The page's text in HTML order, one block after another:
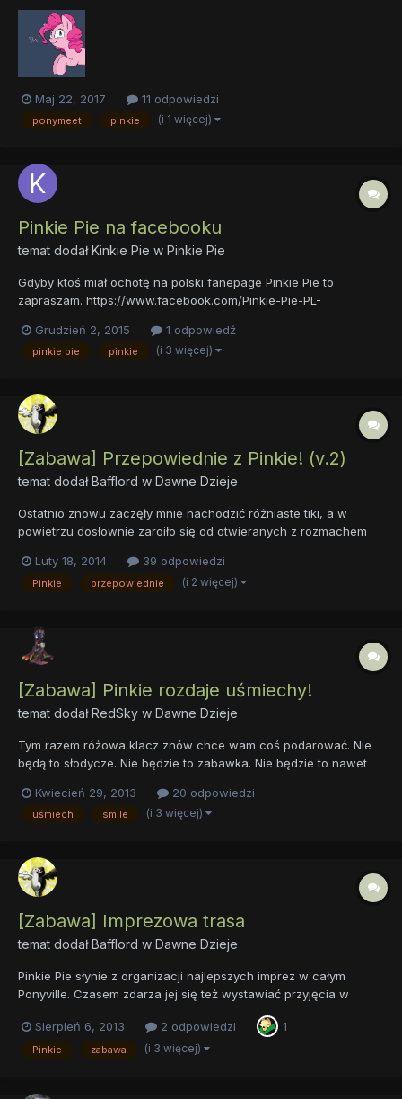
osób, nie z grona rodzinnego, poznałem z różnych miast z całej
Polski, zwykle na ponymeetach ich poznałem....
Maj 22, 2017 11 odpowiedzi
ponymeet pinkie (i 1 więcej)
Pinkie Pie na facebooku
temat dodałKinkie Pie w Pinkie Pie
Gdyby ktoś miał ochotę na polski fanepage Pinkie Pie to
zapraszam. https://www.facebook.com/Pinkie-Pie-PL-
własnych opinij. :3
Grudzień 2, 2015 1 odpowiedź
pinkie pie pinkie (i 3 więcej)
[Zabawa] Przepowiednie z Pinkie! (v.2)
temat dodałBafflord w Dawne Dzieje
Ostatnio znowu zaczęły mnie nachodzić różniaste tiki, a w
powietrzu dosłownie zaroiło się od otwieranych z rozmachem
Randomowości, w którym to zmysł Pinkie staje się nadwrażliwy,
a dziwne wypadki zdarzają się znacznie częściej niż zwykle....
Luty 18, 2014 39 odpowiedzi
Pinkie przepowiednie (i 2 więcej)
[Zabawa] Pinkie rozdaje uśmiechy!
temat dodałRedSky w Dawne Dzieje
Tym razem różowa klacz znów chce wam coś podarować. Nie
będą to słodycze. Nie będzie to zabawka. Nie będzie to nawet
radości - Uśmiechy! Tak, razem z Pinkie przyznajemy uśmiechy
osobą, które według...
Kwiecień 29, 2013 20 odpowiedzi
uśmiech smile (i 3 więcej)
[Zabawa] Imprezowa trasa
temat dodałBafflord w Dawne Dzieje
Pinkie Pie słynie z organizacji najlepszych imprez w całym
Ponyville. Czasem zdarza jej się też wystawiać przyjęcia w
wolnego czasu, żeby móc do woli pojeździć po kraju. Teraz
jednak nadszedł okres wakacji, idealny moment, by odbyć parę
Sierpień 6, 2013 2 odpowiedzi 1
Pinkie zabawa (i 3 więcej)